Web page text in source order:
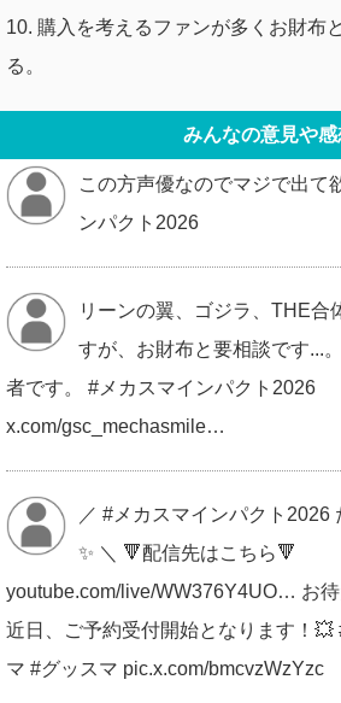
10. 購入を考えるファンが多くお財布
る。
みんなの意見や感
この方声優なのでマジで出て
ンパクト2026
リーンの翼、ゴジラ、THE合
すが、お財布と要相談です...
者です。 #メカスマインパクト2026
x.com/gsc_mechasmile…
／ #メカスマインパクト2026
✨ ＼ 🔻配信先はこちら🔻
youtube.com/live/WW376Y4UO… お待
近日、ご予約受付開始となります！💥
マ #グッスマ pic.x.com/bmcvzWzYzc